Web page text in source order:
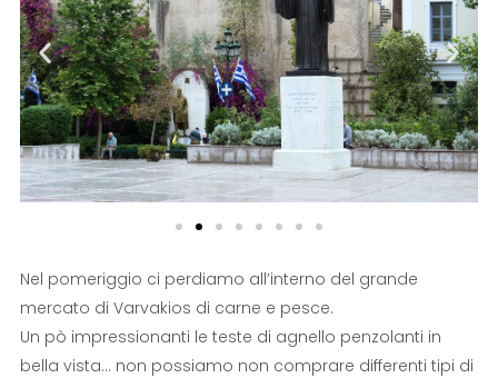
Nel pomeriggio ci perdiamo all’interno del grande
mercato di Varvakios di carne e pesce.
Un pò impressionanti le teste di agnello penzolanti in
bella vista… non possiamo non comprare differenti tipi di